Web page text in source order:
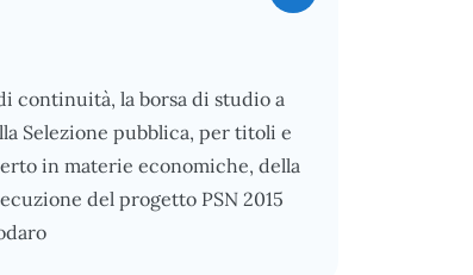
continuità, la borsa di studio a
Selezione pubblica, per titoli e
in materie economiche, della
del progetto PSN 2015